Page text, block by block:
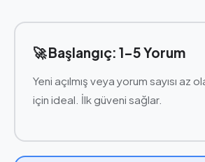
🚀 Başlangıç: 1-5 Yorum
Yeni açılmış veya yorum sayısı az
için ideal. İlk güveni sağlar.